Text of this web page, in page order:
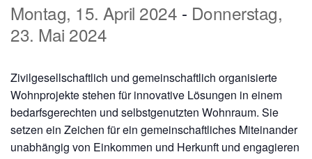
Montag, 15. April 2024 - Donnerstag,
23. Mai 2024
Zivilgesellschaftlich und gemeinschaftlich organisierte
Wohnprojekte stehen für innovative Lösungen in einem
bedarfsgerechten und selbstgenutzten Wohnraum. Sie
setzen ein Zeichen für ein gemeinschaftliches Miteinander
unabhängig von Einkommen und Herkunft und engagieren